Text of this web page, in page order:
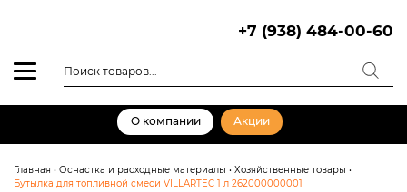
+7 (938) 484-00-60
товаров
О компании Акции
Главная • Оснастка и расходные материалы • Хозяйственные товары •
Бутылка для топливной смеси VILLARTEC 1 л 262000000001